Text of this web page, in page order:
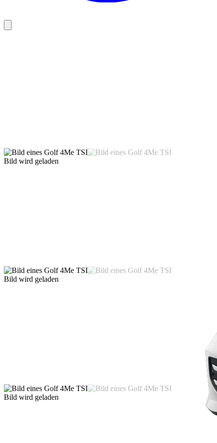
Bild wird geladen
Bild wird geladen
Bild wird geladen